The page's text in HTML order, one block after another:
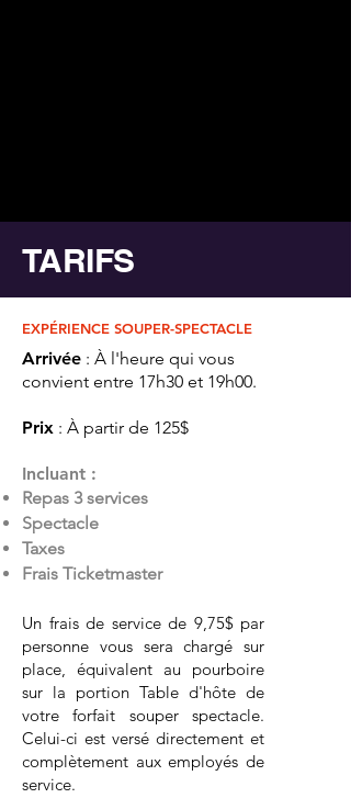
TARIFS
EXPÉRIENCE SOUPER-SPECTACLE
Arrivée : À l'heure qui vous
convient entre 17h30 et 19h00.
Prix : À partir de 125$
Incluant :
Repas 3 services
Spectacle
Taxes
Frais Ticketmaster
Un frais de service de 9,75$ par
personne vous sera chargé sur
place, équivalent au pourboire
sur la portion Table d'hôte de
votre forfait souper spectacle.
Celui-ci est versé directement et
complètement aux employés de
service.